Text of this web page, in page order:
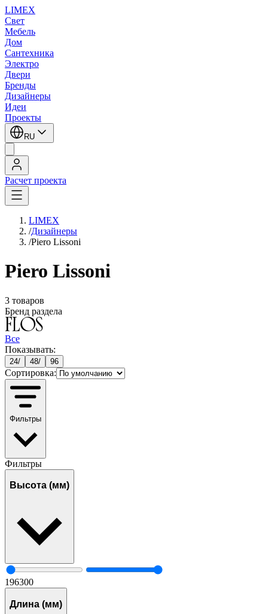
LIMEX
Свет
Мебель
Дом
Сантехника
Электро
Двери
Бренды
Дизайнеры
Идеи
Проекты
RU
Расчет проекта
LIMEX
/Дизайнеры
/Piero Lissoni
Piero Lissoni
3 товаров
Бренд раздела
Все
Показывать:
24/ 48/ 96
Сортировка:
Фильтры
Фильтры
Высота (мм)
196300
Длина (мм)